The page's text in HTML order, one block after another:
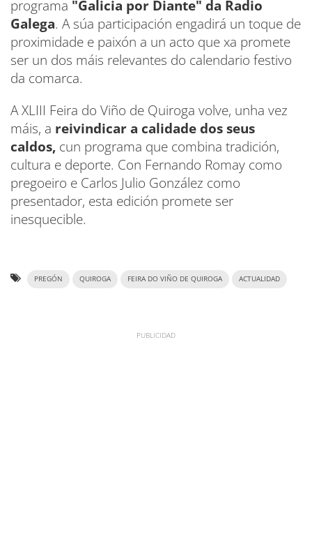
programa "Galicia por Diante" da Radio
Galega. A súa participación engadirá un toque de
proximidade e paixón a un acto que xa promete
ser un dos máis relevantes do calendario festivo
da comarca.
A XLIII Feira do Viño de Quiroga volve, unha vez
máis, a reivindicar a calidade dos seus
caldos, cun programa que combina tradición,
cultura e deporte. Con Fernando Romay como
pregoeiro e Carlos Julio González como
presentador, esta edición promete ser
inesquecible.
PREGÓN QUIROGA FEIRA DO VIÑO DE QUIROGA ACTUALIDAD